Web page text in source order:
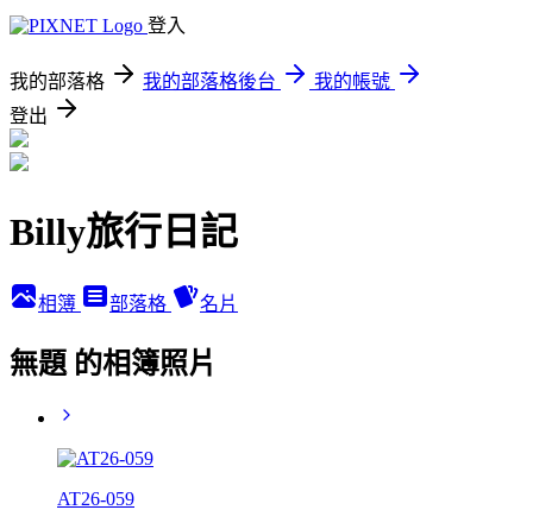
登入
我的部落格 我的部落格後台
我的帳號
登出
Billy旅行日記
相簿 部落格 名片
無題 的相簿照片
AT26-059